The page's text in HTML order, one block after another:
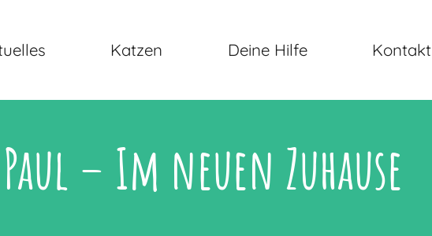
Katzen Deine Hilfe Kontakt
– Im neuen Zuhause